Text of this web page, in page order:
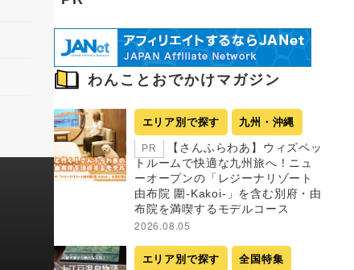
わんことおでかけマガジン
エリア別で探す 九州・沖縄
PR
【さんふらわあ】ウィズペッ
トルームで快適な九州旅へ！ニュ
ーオープンの「レジーナリゾート
由布院 圍-Kakoi-」を含む別府・由
布院を満喫するモデルコース
2026.08.05
エリア別で探す 全国特集